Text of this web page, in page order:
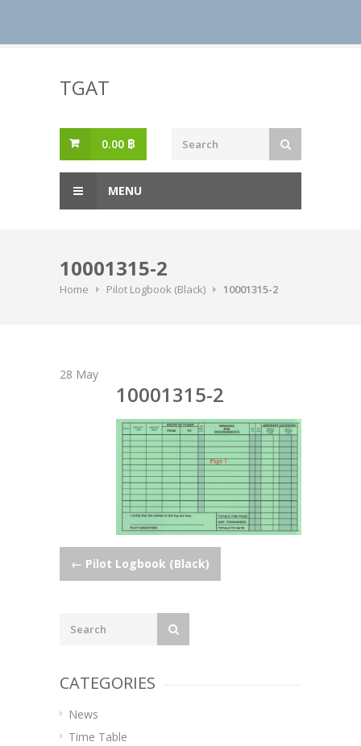
TGAT
0.00 ฿
MENU
10001315-2
Home Pilot Logbook (Black) 10001315-2
28 May
10001315-2
Post
navigation
← Pilot Logbook (Black)
CATEGORIES
News
Time Table